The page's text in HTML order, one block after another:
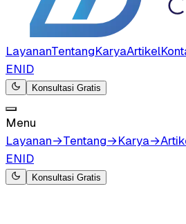
LayananTentangKaryaArtikel
ENID
Konsultasi Gratis
Menu
Layanan→Tentang→Karya→
ENID
Konsultasi Gratis